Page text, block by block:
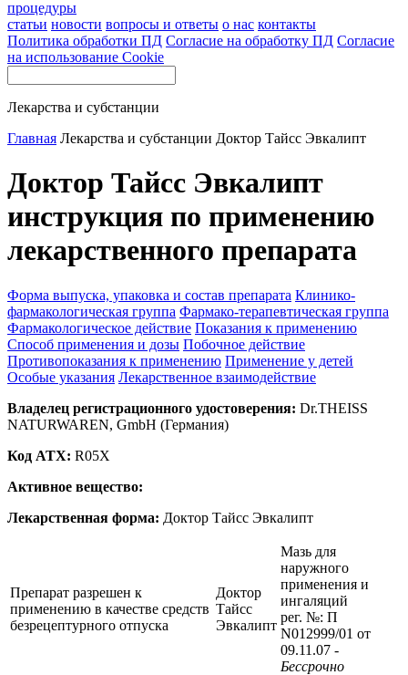
процедуры
статьи новости вопросы и ответы о нас контакты
Политика обработки ПД Согласие на обработку ПД Согласие
на использование Cookie
Лекарства и субстанции
Главная Лекарства и субстанции Доктор Тайсс Эвкалипт
Доктор Тайсс Эвкалипт
инструкция по применению
лекарственного препарата
Форма выпуска, упаковка и состав препарата Клинико-
фармакологическая группа Фармако-терапевтическая группа
Фармакологическое действие Показания к применению
Способ применения и дозы Побочное действие
Противопоказания к применению Применение у детей
Особые указания Лекарственное взаимодействие
Владелец регистрационного удостоверения: Dr.THEISS
NATURWAREN, GmbH (Германия)
Код ATX: R05X
Активное вещество:
Лекарственная форма: Доктор Тайсс Эвкалипт
Препарат разрешен к
применению в качестве средств
безрецептурного отпуска
Доктор
Тайсс
Эвкалипт
Мазь для
наружного
применения и
ингаляций
рег. №: П
N012999/01 от
09.11.07 -
Бессрочно